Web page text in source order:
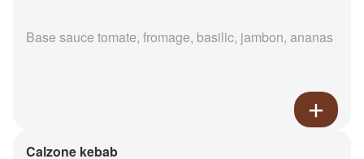
Base sauce tomate, fromage, basilic, jambon, ananas
Calzone kebab